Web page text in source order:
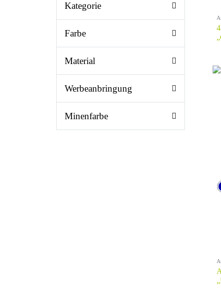
Kategorie
Farbe
Material
Werbeanbringung
Minenfarbe